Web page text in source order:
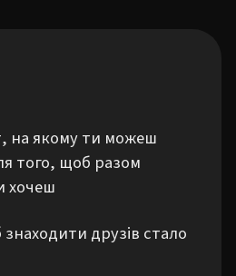
на якому ти можеш
того, щоб разом
хочеш
друзів стало